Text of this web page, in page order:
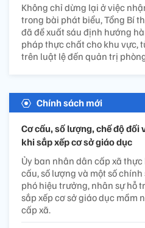
Không chỉ dừng lại ở việc
trong bài phát biểu, Tổng Bí
đã đề xuất sáu định hướng
pháp thực chất cho khu vực,
trên luật lệ đến quản trị
Chính sách mới
Cơ cấu, số lượng, chế độ đối
khi sắp xếp cơ sở giáo dục
Ủy ban nhân dân cấp xã
cấu, số lượng và một số
phó hiệu trưởng, nhân sự hỗ
sắp xếp cơ sở giáo dục mầm
cấp xã.